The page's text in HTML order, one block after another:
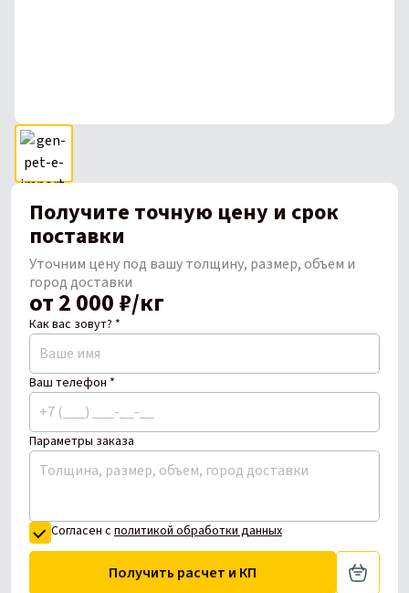
Получите точную цену и срок
поставки
Уточним цену под вашу толщину, размер, объем и
город доставки
от 2 000 ₽/кг
Как вас зовут? *
Ваш телефон *
Параметры заказа
Согласен с политикой обработки данных
Получить расчет и КП